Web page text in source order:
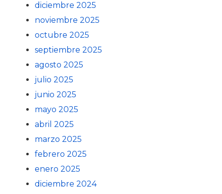
diciembre 2025
noviembre 2025
octubre 2025
septiembre 2025
agosto 2025
julio 2025
junio 2025
mayo 2025
abril 2025
marzo 2025
febrero 2025
enero 2025
diciembre 2024